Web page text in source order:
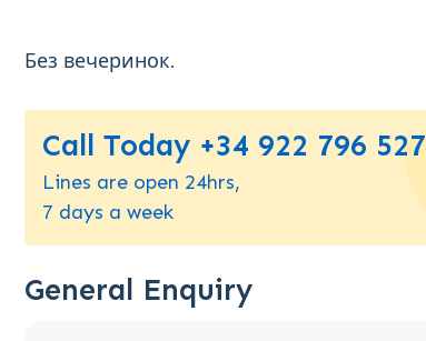
Без вечеринок.
Call Today +34 922 796 527
Lines are open 24hrs,
7 days a week
General Enquiry